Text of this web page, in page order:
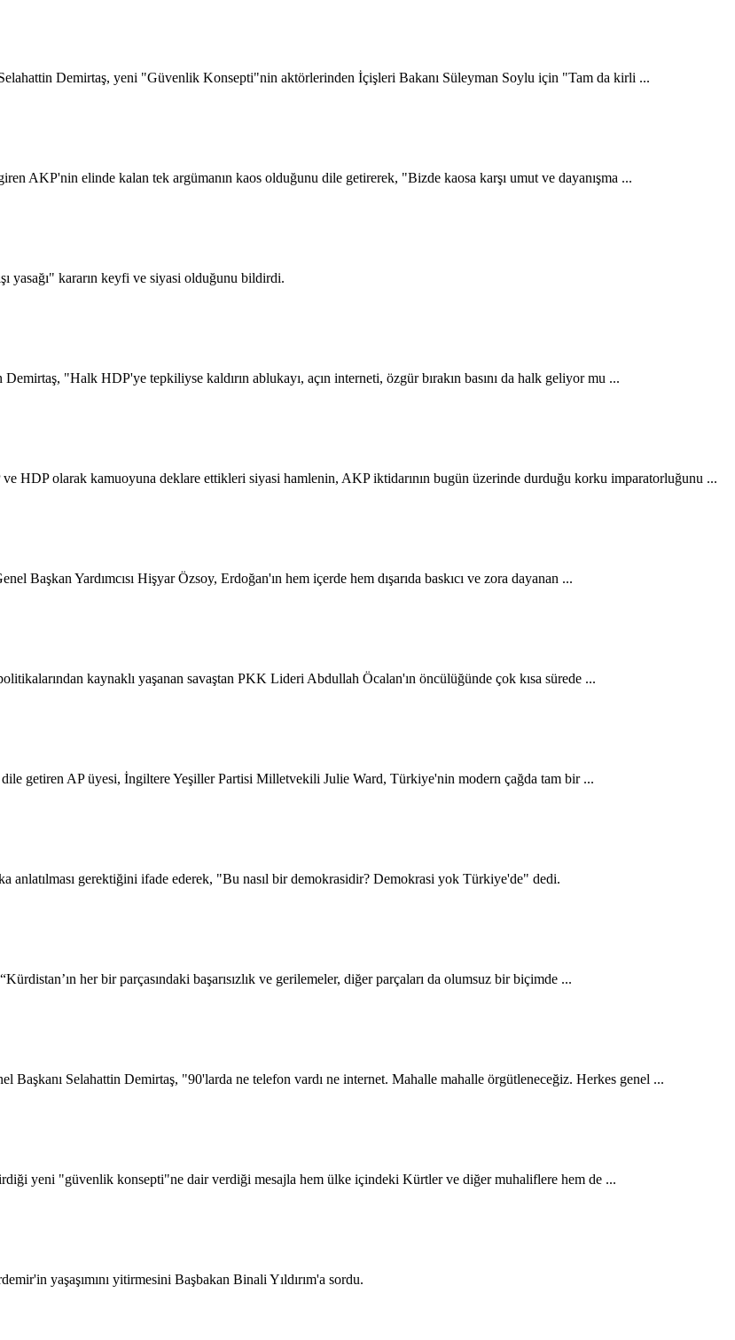
Demirtaş, yeni "Güvenlik Konsepti"nin aktörlerinden İçişleri Bakanı Süleyman Soylu için "Tam da kirli ...
AKP'nin elinde kalan tek argümanın kaos olduğunu dile getirerek, "Bizde kaosa karşı umut ve dayanışma ...
yasağı" kararın keyfi ve siyasi olduğunu bildirdi.
"Halk HDP'ye tepkiliyse kaldırın ablukayı, açın interneti, özgür bırakın basını da halk geliyor mu ...
olarak kamuoyuna deklare ettikleri siyasi hamlenin, AKP iktidarının bugün üzerinde durduğu korku imparatorluğunu ...
Başkan Yardımcısı Hişyar Özsoy, Erdoğan'ın hem içerde hem dışarıda baskıcı ve zora dayanan ...
kaynaklı yaşanan savaştan PKK Lideri Abdullah Öcalan'ın öncülüğünde çok kısa sürede ...
dile getiren AP üyesi, İngiltere Yeşiller Partisi Milletvekili Julie Ward, Türkiye'nin modern çağda tam bir ...
anlatılması gerektiğini ifade ederek, "Bu nasıl bir demokrasidir? Demokrasi yok Türkiye'de" dedi.
her bir parçasındaki başarısızlık ve gerilemeler, diğer parçaları da olumsuz bir biçimde ...
Başkanı Selahattin Demirtaş, "90'larda ne telefon vardı ne internet. Mahalle mahalle örgütleneceğiz. Herkes genel ...
yeni "güvenlik konsepti"ne dair verdiği mesajla hem ülke içindeki Kürtler ve diğer muhaliflere hem de ...
yaşaşımını yitirmesini Başbakan Binali Yıldırım'a sordu.